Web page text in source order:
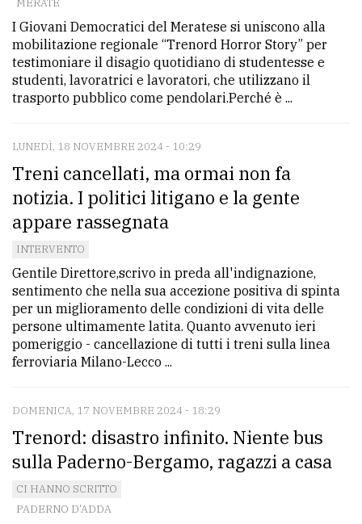
MERATE
I Giovani Democratici del Meratese si uniscono alla
mobilitazione regionale “Trenord Horror Story” per
testimoniare il disagio quotidiano di studentesse e
studenti, lavoratrici e lavoratori, che utilizzano il
trasporto pubblico come pendolari.Perché è ...
LUNEDÌ, 18 NOVEMBRE 2024 - 10:29
Treni cancellati, ma ormai non fa
notizia. I politici litigano e la gente
appare rassegnata
INTERVENTO
Gentile Direttore,scrivo in preda all'indignazione,
sentimento che nella sua accezione positiva di spinta
per un miglioramento delle condizioni di vita delle
persone ultimamente latita. Quanto avvenuto ieri
pomeriggio - cancellazione di tutti i treni sulla linea
ferroviaria Milano-Lecco ...
DOMENICA, 17 NOVEMBRE 2024 - 18:29
Trenord: disastro infinito. Niente bus
sulla Paderno-Bergamo, ragazzi a casa
CI HANNO SCRITTO
PADERNO D'ADDA